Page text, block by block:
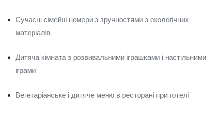
Сучасні сімейні номери з зручностями з екологічних
матеріалів
Дитяча кімната з розвивальними іграшками і настільними
іграми
Вегетаріанське і дитяче меню в ресторані при готелі